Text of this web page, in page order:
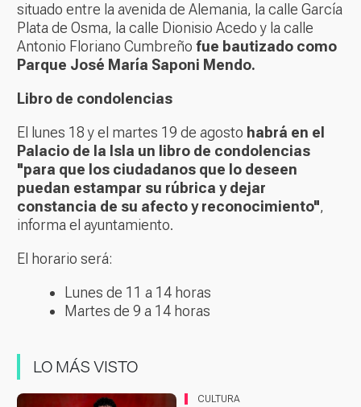
situado entre la avenida de Alemania, la calle García
Plata de Osma, la calle Dionisio Acedo y la calle
Antonio Floriano Cumbreño fue bautizado como
Parque José María Saponi Mendo.
Libro de condolencias
El lunes 18 y el martes 19 de agosto habrá en el
Palacio de la Isla un libro de condolencias
"para que los ciudadanos que lo deseen
puedan estampar su rúbrica y dejar
constancia de su afecto y reconocimiento",
informa el ayuntamiento.
El horario será:
Lunes de 11 a 14 horas
Martes de 9 a 14 horas
LO MÁS VISTO
CULTURA